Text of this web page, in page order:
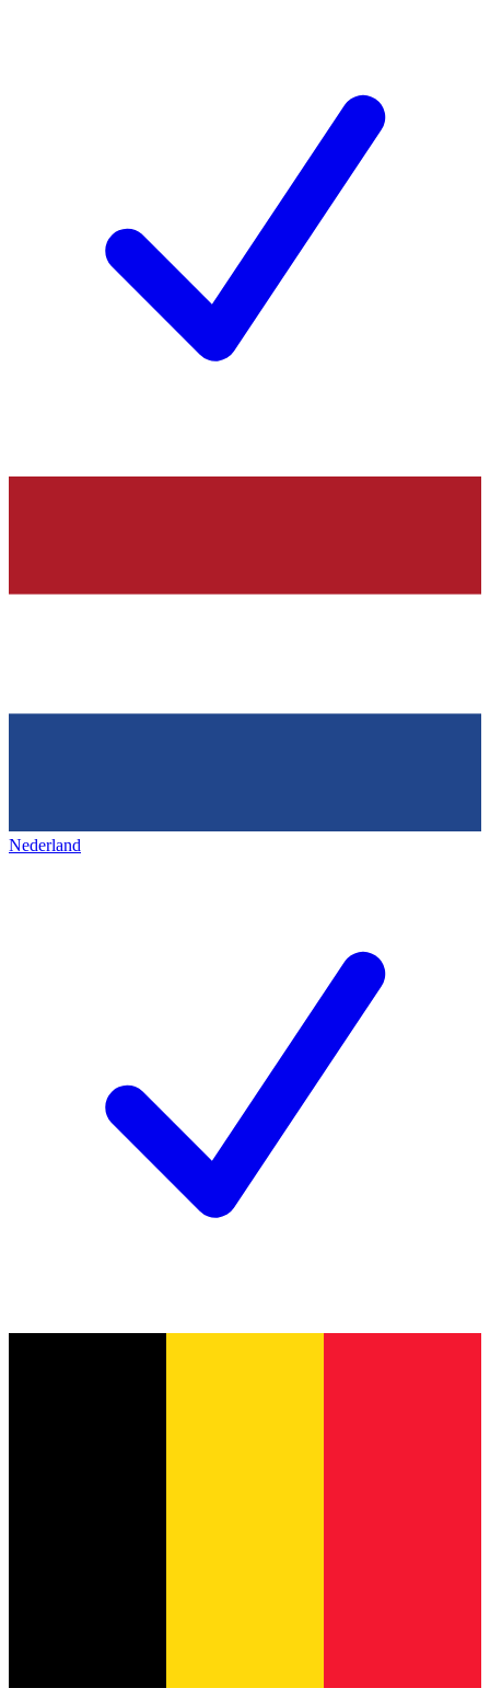
Nederland